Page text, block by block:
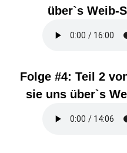
über`s Weib-
Folge #4: Teil 2
sie uns über`s